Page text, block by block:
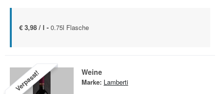
€ 3,98 / l - 0.75l Flasche
Verpasst! Weine
Marke: Lamberti